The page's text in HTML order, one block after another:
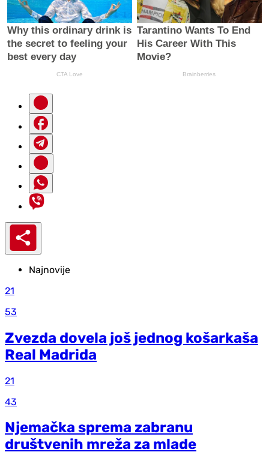
Najnovije
21
53
Zvezda dovela još jednog košarkaša
Real Madrida
21
43
Njemačka sprema zabranu
društvenih mreža za mlade